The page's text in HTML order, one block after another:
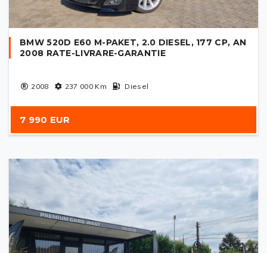
BMW 520D E60 M-PAKET, 2.0 DIESEL, 177 CP, AN
2008 RATE-LIVRARE-GARANTIE
2008 237 000Km Diesel
7 990 EUR